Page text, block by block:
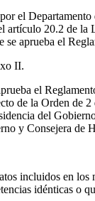
el
20.2 de
aprueba el
II.
el
de la Orden
del
y Consejera
incluidos en
idénticas o